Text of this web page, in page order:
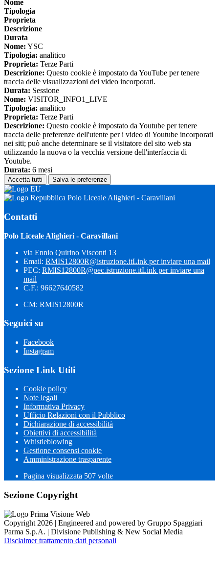
Nome
Tipologia
Proprieta
Descrizione
Durata
Nome: YSC
Tipologia: analitico
Proprieta: Terze Parti
Descrizione: Questo cookie è impostato da YouTube per tenere
traccia delle visualizzazioni dei video incorporati.
Durata: Sessione
Nome: VISITOR_INFO1_LIVE
Tipologia: analitico
Proprieta: Terze Parti
Descrizione: Questo cookie è impostato da Youtube per tenere
traccia delle preferenze dell'utente per i video di Youtube incorporati
nei siti; può anche determinare se il visitatore del sito web sta
utilizzando la nuova o la vecchia versione dell'interfaccia di
Youtube.
Durata: 6 mesi
Accetta tutti Salva le preferenze
Polo Liceale Alighieri - Caravillani
Contatti
Polo Liceale Alighieri - Caravillani
via Ennio Quirino Visconti 13
Email: RMIS12800R@istruzione.itLink per inviare una mail
PEC: RMIS12800R@pec.istruzione.itLink per inviare una
mail
C.F.: 96627640582
CM: RMIS12800R
Seguici su
Facebook
Instagram
Sezione Link Utili
Cookie policy
Note legali
Informativa Privacy
Ufficio Relazioni con il Pubblico
Dichiarazione di accessibilità
Obiettivi di accessibilità
Whistleblowing
Gestione consensi cookie
Amministrazione trasparente
Pagina visualizzata 507 volte
Sezione Copyright
Copyright 2026 | Engineered and powered by Gruppo Spaggiari
Parma S.p.A. | Divisione Publishing & New Social Media
Disclaimer trattamento dati personali